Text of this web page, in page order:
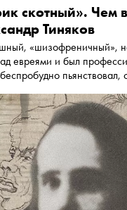
скотный». Чем
Тиняков
«шизофреничный»,
евреями и был
пьянствовал,
стал кривым
жизни, почему его